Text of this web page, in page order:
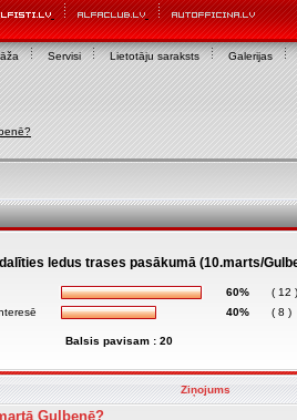
Servisi Lietotāju saraksts Galerijas
ledus trases pasākumā (10.marts/
60%
( 12 )
40% ( 8 )
Balsis pavisam : 20
Ziņojums
Gulbenē?